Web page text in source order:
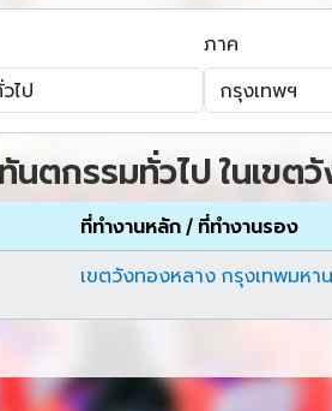
ภาค
นตกรรมทั่วไป ในเขต
ที่ทำงานหลัก / ที่ทำงานรอง
เขตวังทองหลาง กรุงเทพมหา